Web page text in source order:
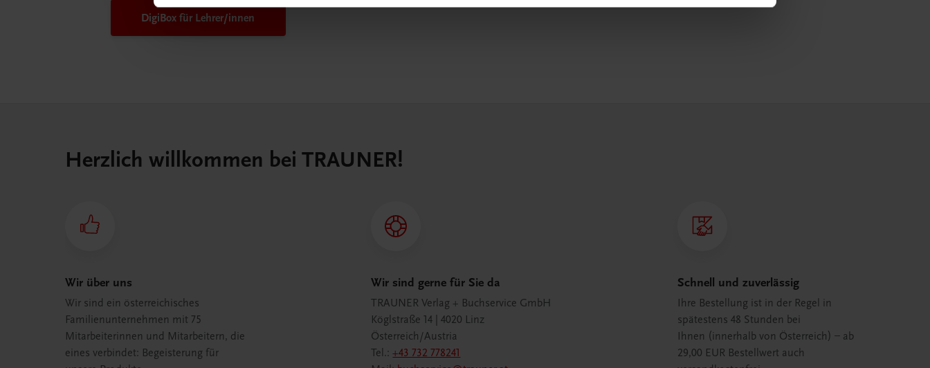
DigiBox für Lehrer/innen
Herzlich willkommen bei TRAUNER!
Wir über uns
Wir sind ein österreichisches
Familienunternehmen mit 75
Mitarbeiterinnen und Mitarbeitern, die
eines verbindet: Begeisterung für
Wir sind gerne für Sie da
TRAUNER Verlag + Buchservice GmbH
Köglstraße 14 | 4020 Linz
Österreich/Austria
Tel.:+43 732 778241
Schnell und zuverlässig
Ihre Bestellung ist in der Regel in
spätestens 48 Stunden bei
Ihnen (innerhalb von Österreich) – ab
29,00 EUR Bestellwert auch